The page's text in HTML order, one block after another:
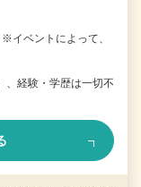
イベントによって、
、経験・学歴は一切不